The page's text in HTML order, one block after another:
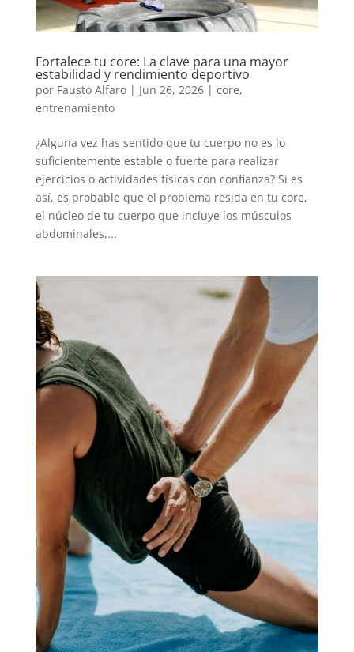
Fortalece tu core: La clave para una mayor
estabilidad y rendimiento deportivo
por Fausto Alfaro| Jun 26, 2026| core,
entrenamiento
¿Alguna vez has sentido que tu cuerpo no es lo
suficientemente estable o fuerte para realizar
ejercicios o actividades físicas con confianza? Si es
así, es probable que el problema resida en tu core,
el núcleo de tu cuerpo que incluye los músculos
abdominales,...